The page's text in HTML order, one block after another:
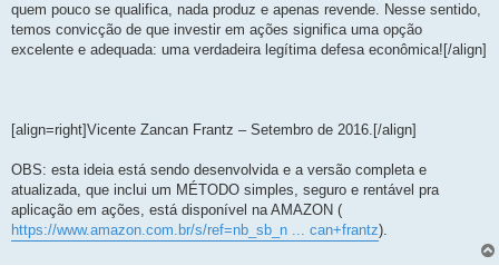
quem pouco se qualifica, nada produz e apenas revende. Nesse sentido,
temos convicção de que investir em ações significa uma opção
excelente e adequada: uma verdadeira legítima defesa econômica![/align]
[align=right]Vicente Zancan Frantz – Setembro de 2016.[/align]
OBS: esta ideia está sendo desenvolvida e a versão completa e
atualizada, que inclui um MÉTODO simples, seguro e rentável pra
aplicação em ações, está disponível na AMAZON (
https://www.amazon.com.br/s/ref=nb_sb_n ... can+frantz).